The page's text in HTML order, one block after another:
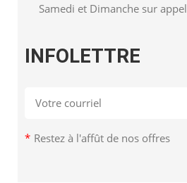
Samedi et Dimanche sur appel
INFOLETTRE
* Restez à l'affût de nos offres